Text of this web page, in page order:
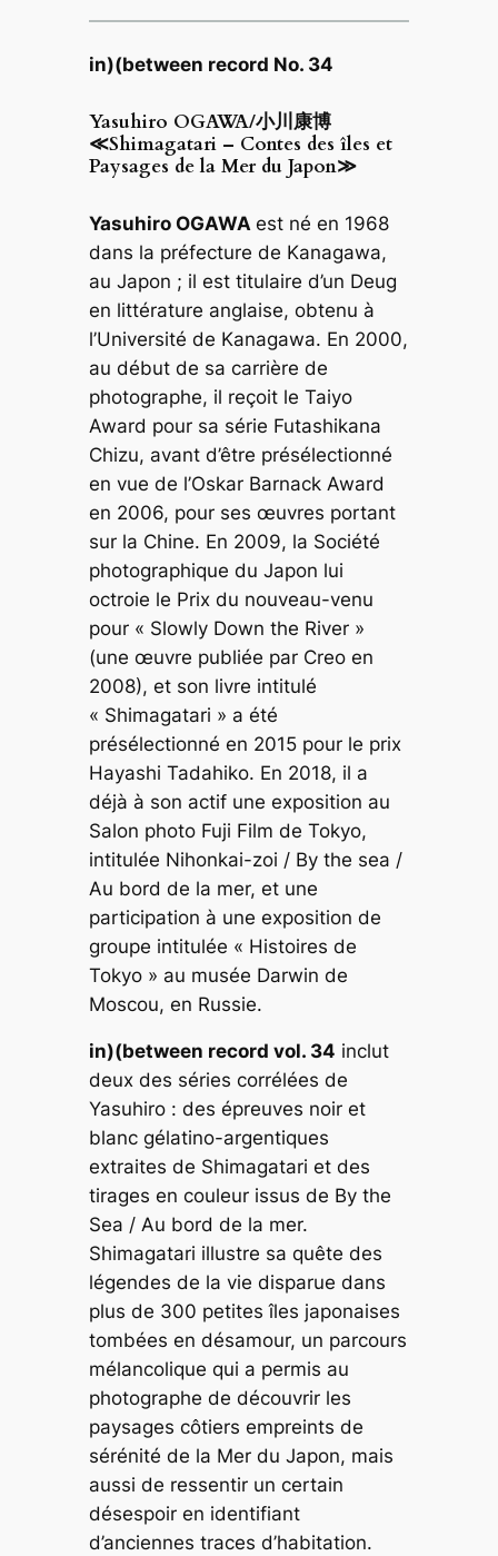
in)(between record No. 34
Yasuhiro OGAWA/小川康博
≪Shimagatari – Contes des îles et
Paysages de la Mer du Japon≫
Yasuhiro OGAWA est né en 1968
dans la préfecture de Kanagawa,
au Japon ; il est titulaire d’un Deug
en littérature anglaise, obtenu à
l’Université de Kanagawa. En 2000,
au début de sa carrière de
photographe, il reçoit le Taiyo
Award pour sa série Futashikana
Chizu, avant d’être présélectionné
en vue de l’Oskar Barnack Award
en 2006, pour ses œuvres portant
sur la Chine. En 2009, la Société
photographique du Japon lui
octroie le Prix du nouveau-venu
pour « Slowly Down the River »
(une œuvre publiée par Creo en
2008), et son livre intitulé
« Shimagatari » a été
présélectionné en 2015 pour le prix
Hayashi Tadahiko. En 2018, il a
déjà à son actif une exposition au
Salon photo Fuji Film de Tokyo,
intitulée Nihonkai-zoi / By the sea /
Au bord de la mer, et une
participation à une exposition de
groupe intitulée « Histoires de
Tokyo » au musée Darwin de
Moscou, en Russie.
in)(between record vol. 34 inclut
deux des séries corrélées de
Yasuhiro : des épreuves noir et
blanc gélatino-argentiques
extraites de Shimagatari et des
tirages en couleur issus de By the
Sea / Au bord de la mer.
Shimagatari illustre sa quête des
légendes de la vie disparue dans
plus de 300 petites îles japonaises
tombées en désamour, un parcours
mélancolique qui a permis au
photographe de découvrir les
paysages côtiers empreints de
sérénité de la Mer du Japon, mais
aussi de ressentir un certain
désespoir en identifiant
d’anciennes traces d’habitation.